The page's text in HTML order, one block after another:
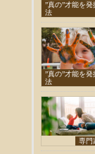
”真の”才能を
法
”真の”才能を
法
専門